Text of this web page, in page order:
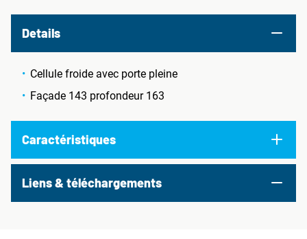
Details
Cellule froide avec porte pleine
Façade 143 profondeur 163
Caractéristiques
Liens & téléchargements